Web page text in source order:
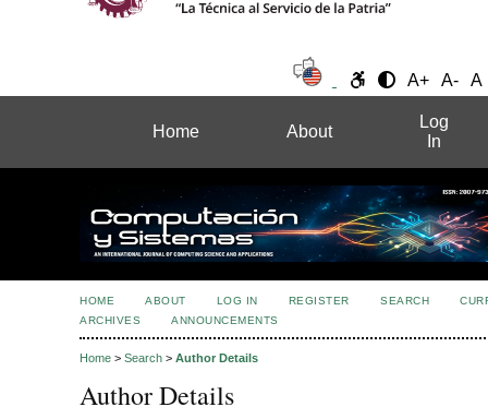
A+ A- A
Home About
Log
In
HOME ABOUT LOG IN REGISTER SEARCH
ARCHIVES
ANNOUNCEMENTS
Home > Search > Author Details
Author Details